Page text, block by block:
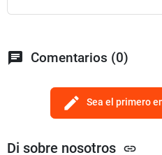
chat Comentarios (0)
edit Sea el primero
Di sobre nosotros link